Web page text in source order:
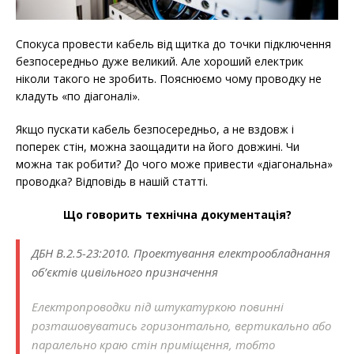
Спокуса провести кабель від щитка до точки підключення
безпосередньо дуже великий. Але хороший електрик
ніколи такого не зробить. Пояснюємо чому проводку не
кладуть «по діагоналі».
Якщо пускати кабель безпосередньо, а не вздовж і
поперек стін, можна заощадити на його довжині. Чи
можна так робити? До чого може привести «діагональна»
проводка? Відповідь в нашій статті.
Що говорить технічна документація?
ДБН В.2.5-23:2010. Проектування електрообладнання
об’єктів цивільного призначення
Електропроводки під штукатуркою повинні
розташовуватись горизонтально, вертикально або
паралельно краю стін приміщення, тобто